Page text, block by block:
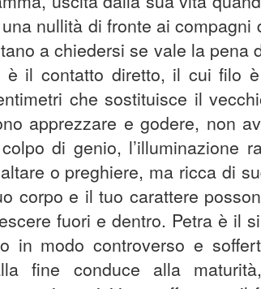
nullità di fronte ai compagni
a chiedersi se vale la pena
è il contatto diretto, il cui filo
che sostituisce il
apprezzare e godere, non
di genio, l’illuminazione
o preghiere, ma ricca di
corpo e il tuo carattere
fuori e dentro. Petra è il
in modo controverso e
fine conduce alla